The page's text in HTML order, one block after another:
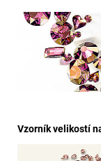
Vzorník velikostí